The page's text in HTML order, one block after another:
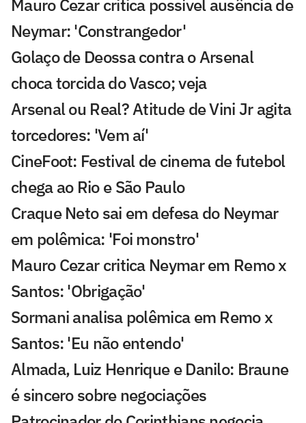
Mauro Cezar critica possível ausência de
Neymar: 'Constrangedor'
Golaço de Deossa contra o Arsenal
choca torcida do Vasco; veja
Arsenal ou Real? Atitude de Vini Jr agita
torcedores: 'Vem aí'
CineFoot: Festival de cinema de futebol
chega ao Rio e São Paulo
Craque Neto sai em defesa do Neymar
em polêmica: 'Foi monstro'
Mauro Cezar critica Neymar em Remo x
Santos: 'Obrigação'
Sormani analisa polêmica em Remo x
Santos: 'Eu não entendo'
Almada, Luiz Henrique e Danilo: Braune
é sincero sobre negociações